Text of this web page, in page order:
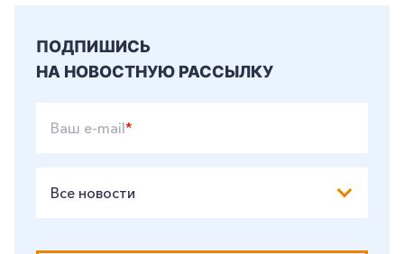
ПОДПИШИСЬ
НА НОВОСТНУЮ РАССЫЛКУ
Ваш e-mail*
Все новости